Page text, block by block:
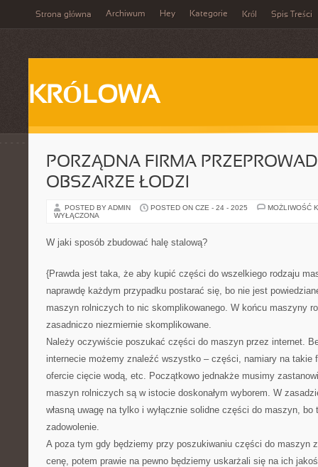
Strona główna Archiwum Hey Kategorie Król Spis Treści
KRÓLOWA
PORZĄDNA FIRMA
OBSZARZE ŁODZI
POSTED BY ADMIN POSTED ON CZE - 24 - 2025
MOŻLIWOŚĆ
WYŁĄCZONA
W jaki sposób zbudować halę stalową?
{Prawda jest taka, że aby kupić części do wszelkiego rodzaju
naprawdę każdym przypadku postarać się, bo nie jest
maszyn rolniczych to nic skomplikowanego. W końcu maszyny
zasadniczo niezmiernie skomplikowane.
Należy oczywiście poszukać części do maszyn przez internet.
internecie możemy znaleźć wszystko – części, namiary na takie
ofercie cięcie wodą, etc. Początkowo jednakże musimy
maszyn rolniczych są w istocie doskonałym wyborem. W
własną uwagę na tylko i wyłącznie solidne części do maszyn, bo
zadowolenie.
A poza tym gdy będziemy przy poszukiwaniu części do maszyn
cenę, potem prawie na pewno będziemy uskarżali się na ich